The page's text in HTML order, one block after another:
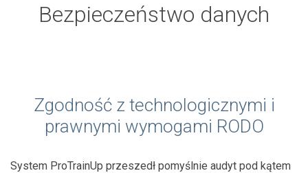
Bezpieczeństwo danych
Zgodność z technologicznymi i
prawnymi wymogami RODO
System ProTrainUp przeszedł pomyślnie audyt pod kątem